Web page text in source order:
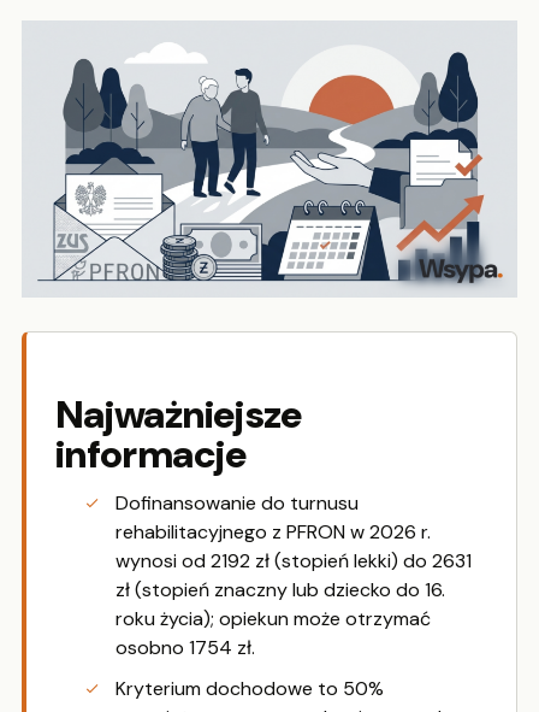
Najważniejsze
informacje
Dofinansowanie do turnusu
rehabilitacyjnego z PFRON w 2026 r.
wynosi od 2192 zł (stopień lekki) do 2631
zł (stopień znaczny lub dziecko do 16.
roku życia); opiekun może otrzymać
osobno 1754 zł.
Kryterium dochodowe to 50%